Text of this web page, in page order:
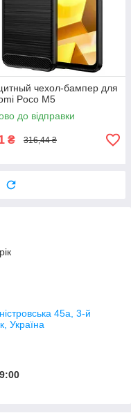
чехол-бампер для
Poco M5
до відправки
₴ 316,44 ₴
45а, 3-й
Україна